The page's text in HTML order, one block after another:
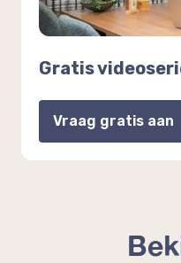
Gratis
Vraag gratis aan